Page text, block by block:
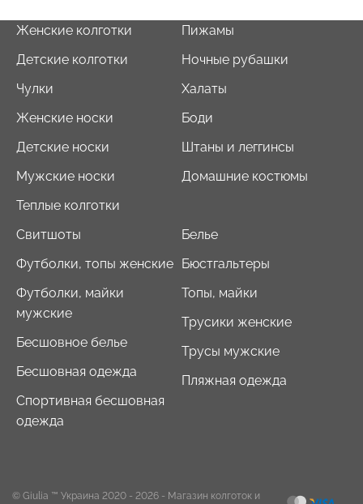
Женские колготки
Детские колготки
Чулки
Женские носки
Детские носки
Мужские носки
Теплые колготки
Пижамы
Ночные рубашки
Халаты
Боди
Штаны и леггинсы
Домашние костюмы
Свитшоты
Футболки, топы женские
Футболки, майки
мужские
Бесшовное белье
Бесшовная одежда
Спортивная бесшовная
одежда
Белье
Бюстгальтеры
Топы, майки
Трусики женские
Трусы мужские
Пляжная одежда
© Giulia ™ Украина 2020 - 2026 - Магазин колготок и